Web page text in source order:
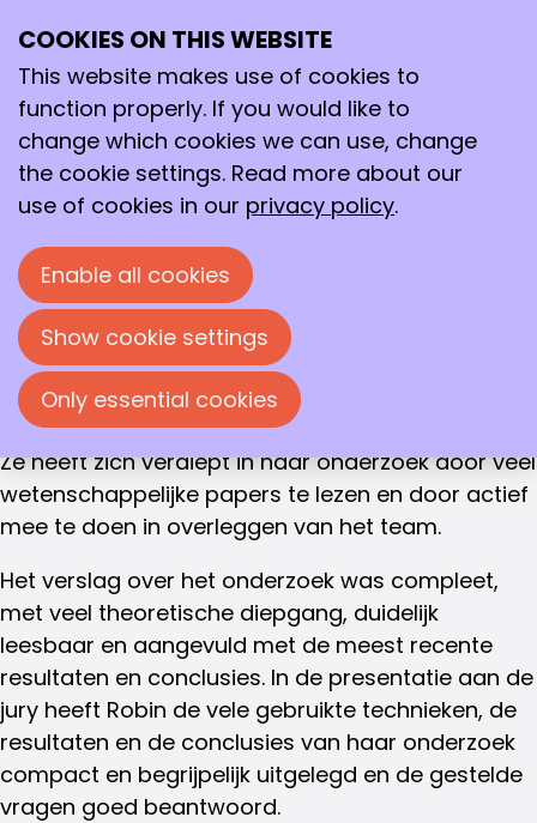
Robin Hoogervorst
Fluorescente lokalisatie TatA met Halo-tag, ROC
Nova College
De jury van de Gouden Vlam heeft het verslag
van Robin Hoogervorst, geschreven voor haar
afstudeeronderzoek als biologisch medisch
analist bij de Vrije Universiteit van Amsterdam,
voorgedragen voor de Gouden Vlam 2022.
Haar stagebegeleider heeft aangegeven dat
Robin tijdens het onderzoek grote stappen heeft
gezet in haar ontwikkeling als biomedisch analist.
Ze heeft zich verdiept in haar onderzoek door veel
wetenschappelijke papers te lezen en door actief
mee te doen in overleggen van het team.
Het verslag over het onderzoek was compleet,
met veel theoretische diepgang, duidelijk
leesbaar en aangevuld met de meest recente
resultaten en conclusies. In de presentatie aan de
jury heeft Robin de vele gebruikte technieken, de
resultaten en de conclusies van haar onderzoek
compact en begrijpelijk uitgelegd en de gestelde
vragen goed beantwoord.
COOKIES ON THIS WEBSITE
This website makes use of cookies to
function properly. If you would like to
change which cookies we can use, change
the cookie settings. Read more about our
use of cookies in our privacy policy.
Enable all cookies
Show cookie settings
Only essential cookies